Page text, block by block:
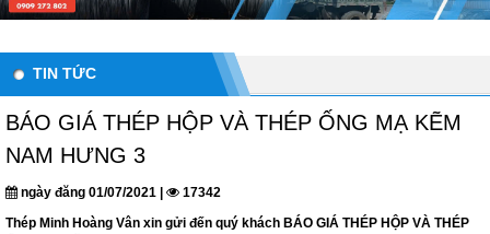
TIN TỨC
BÁO GIÁ THÉP HỘP VÀ THÉP ỐNG MẠ KẼM
NAM HƯNG 3
ngày đăng 01/07/2021 |
17342
Thép Minh Hoàng Vân xin gửi đến quý khách BÁO GIÁ THÉP HỘP VÀ THÉP